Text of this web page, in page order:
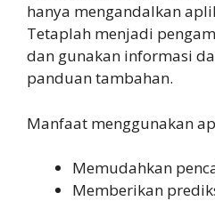
hanya mengandalkan
Tetaplah menjadi
dan gunakan informasi
panduan tambahan.
Manfaat menggunakan
Memudahkan
Memberikan